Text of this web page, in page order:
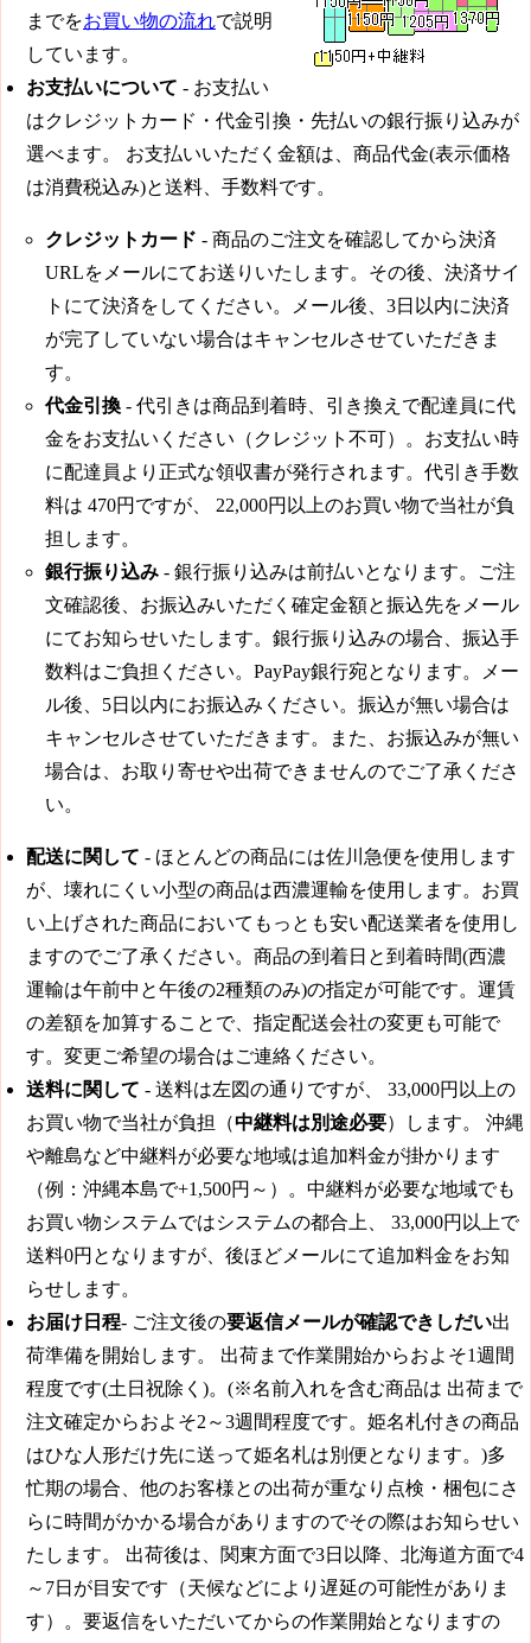
までをお買い物の流れで説明
しています。
お支払いについて - お支払い
はクレジットカード・代金引換・先払いの銀行振り込みが
選べます。 お支払いいただく金額は、商品代金(表示価格
は消費税込み)と送料、手数料です。
クレジットカード - 商品のご注文を確認してから決済
URLをメールにてお送りいたします。その後、決済サイ
トにて決済をしてください。メール後、3日以内に決済
が完了していない場合はキャンセルさせていただきま
す。
代金引換 - 代引きは商品到着時、引き換えで配達員に代
金をお支払いください（クレジット不可）。お支払い時
に配達員より正式な領収書が発行されます。代引き手数
料は 470円 ですが、 22,000円 以上のお買い物で当社が負
担します。
銀行振り込み - 銀行振り込みは前払いとなります。ご注
文確認後、お振込みいただく確定金額と振込先をメール
にてお知らせいたします。銀行振り込みの場合、振込手
数料はご負担ください。PayPay銀行宛となります。メー
ル後、5日以内にお振込みください。振込が無い場合は
キャンセルさせていただきます。また、お振込みが無い
場合は、お取り寄せや出荷できませんのでご了承くださ
い。
配送に関して - ほとんどの商品には佐川急便を使用します
が、壊れにくい小型の商品は西濃運輸を使用します。お買
い上げされた商品においてもっとも安い配送業者を使用し
ますのでご了承ください。商品の到着日と到着時間(西濃
運輸は午前中と午後の2種類のみ)の指定が可能です。運賃
の差額を加算することで、指定配送会社の変更も可能で
す。変更ご希望の場合はご連絡ください。
送料に関して - 送料は左図の通りですが、 33,000円 以上の
お買い物で当社が負担（中継料は別途必要）します。 沖縄
や離島など中継料が必要な地域は追加料金が掛かります
（例：沖縄本島で+1,500円～）。中継料が必要な地域でも
お買い物システムではシステムの都合上、
33,000円 以上で
送料0円となりますが、後ほどメールにて追加料金をお知
らせします。
お届け日程- ご注文後の要返信メールが確認できしだい出
荷準備を開始します。
出荷まで作業開始からおよそ1週間
程度です(土日祝除く)。 (※名前入れを含む商品は 出荷まで
注文確定からおよそ2～3週間程度です。 姫名札付きの商品
はひな人形だけ先に送って姫名札は別便となります。)多
忙期の場合、他のお客様との出荷が重なり点検・梱包にさ
らに時間がかかる場合がありますのでその際はお知らせい
たします。 出荷後は、関東方面で3日以降、北海道方面で4
～7日が目安です（天候などにより遅延の可能性がありま
す）。要返信をいただいてからの作業開始となりますの